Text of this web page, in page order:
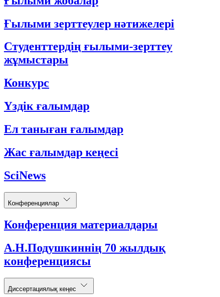
Ғылыми зерттеулер нәтижелері
Студенттердің ғылыми-зерттеу
жұмыстары
Конкурс
Үздік ғалымдар
Ел таныған ғалымдар
Жас ғалымдар кеңесі
SciNews
Конференциялар
Конференция материалдары
А.Н.Подушкиннің 70 жылдық
конференциясы
Диссертациялық кеңес